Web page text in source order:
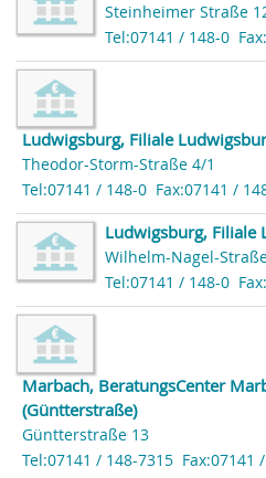
Steinheimer Straße
Tel:07141 / 148-0
Ludwigsburg, Filiale
Theodor-Storm-Straße 4/1
Tel:07141 / 148-0 Fax:07141 /
Ludwigsburg, Filiale
Wilhelm-Nagel-
Tel:07141 / 148-0
Marbach, BeratungsCenter
(Güntterstraße)
Güntterstraße 13
Tel:07141 / 148-7315 Fax:07141